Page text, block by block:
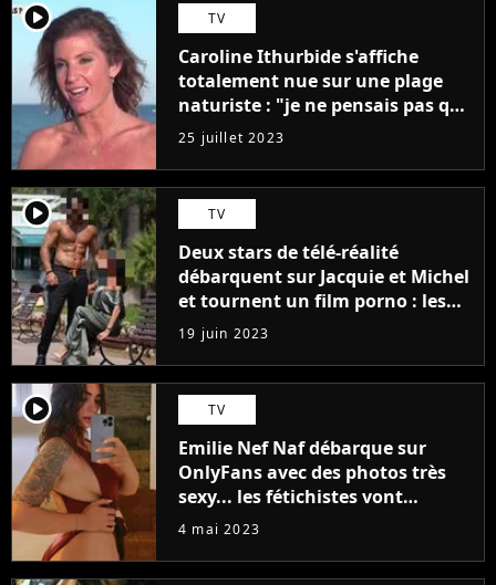
player2 TV
Caroline Ithurbide s'affiche
totalement nue sur une plage
naturiste : "je ne pensais pas que
j'arriverais à le faire..."
25 juillet 2023
player2 TV
Deux stars de télé-réalité
débarquent sur Jacquie et Michel
et tournent un film porno : les
premières images du tournage
(exclu)
19 juin 2023
player2 TV
Emilie Nef Naf débarque sur
OnlyFans avec des photos très
sexy... les fétichistes vont
prendre leur pied !
4 mai 2023